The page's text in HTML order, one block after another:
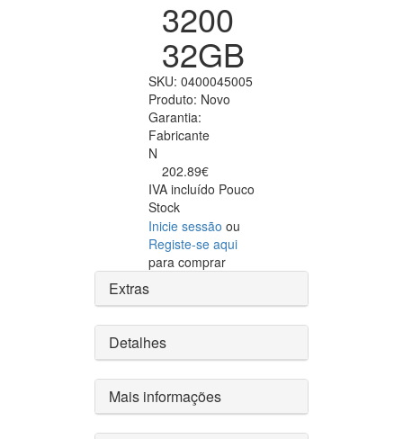
3200
32GB
SKU: 0400045005
Produto: Novo
Garantia:
Fabricante
N
202.89€
IVA incluído Pouco
Stock
Inicie sessão ou
Registe-se aqui
para comprar
Extras
Detalhes
Mais informações